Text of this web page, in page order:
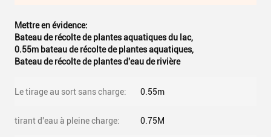
Mettre en évidence:
Bateau de récolte de plantes aquatiques du lac,
0.55m bateau de récolte de plantes aquatiques,
Bateau de récolte de plantes d'eau de rivière
Le tirage au sort sans charge: 0.55m
tirant d'eau à pleine charge: 0.75M